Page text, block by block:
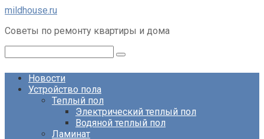
Перейти
контенту
mildhouse.ru
Советы по ремонту квартиры и дома
Новости
Устройство пола
Теплый пол
Электрический теплый пол
Водяной теплый пол
Ламинат